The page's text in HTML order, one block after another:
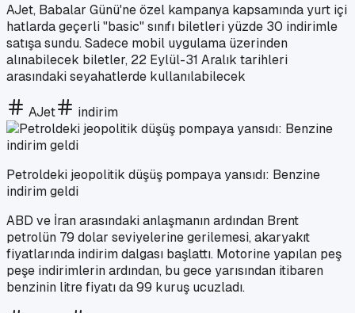
AJet, Babalar Günü'ne özel kampanya kapsamında yurt içi
hatlarda geçerli "basic" sınıfı biletleri yüzde 30 indirimle
satışa sundu. Sadece mobil uygulama üzerinden
alınabilecek biletler, 22 Eylül-31 Aralık tarihleri
arasındaki seyahatlerde kullanılabilecek
AJet indirim
Petroldeki jeopolitik düşüş pompaya yansıdı: Benzine
indirim geldi
ABD ve İran arasındaki anlaşmanın ardından Brent
petrolün 79 dolar seviyelerine gerilemesi, akaryakıt
fiyatlarında indirim dalgası başlattı. Motorine yapılan peş
peşe indirimlerin ardından, bu gece yarısından itibaren
benzinin litre fiyatı da 99 kuruş ucuzladı.